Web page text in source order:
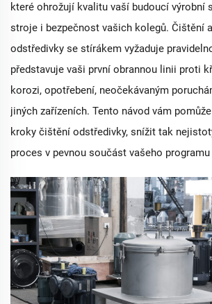
které ohrožují kvalitu vaší budoucí výrobní
stroje i bezpečnost vašich kolegů. Čištění
odstředivky se stírákem vyžaduje
představuje vaši první obrannou linii proti
korozi, opotřebení, neočekávaným
jiných zařízeních. Tento návod vám
kroky čištění odstředivky, snížit tak
proces v pevnou součást vašeho programu